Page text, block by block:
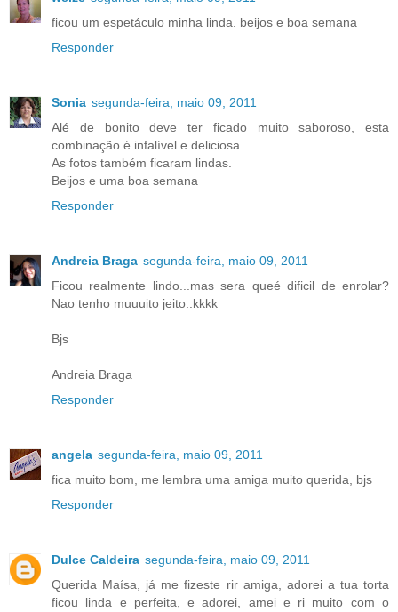
ficou um espetáculo minha linda. beijos e boa semana
Responder
Sonia segunda-feira, maio 09, 2011
Alé de bonito deve ter ficado muito saboroso, esta
combinação é infalível e deliciosa.
As fotos também ficaram lindas.
Beijos e uma boa semana
Responder
Andreia Braga segunda-feira, maio 09, 2011
Ficou realmente lindo...mas sera queé dificil de enrolar?
Nao tenho muuuito jeito..kkkk
Bjs
Andreia Braga
Responder
angela segunda-feira, maio 09, 2011
fica muito bom, me lembra uma amiga muito querida, bjs
Responder
Dulce Caldeira segunda-feira, maio 09, 2011
Querida Maísa, já me fizeste rir amiga, adorei a tua torta
ficou linda e perfeita, e adorei, amei e ri muito com o